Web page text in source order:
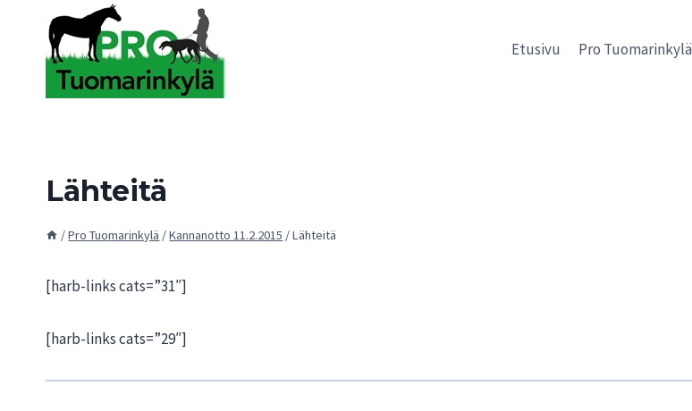
sisältöön
Etusivu Pro Tuomarinkylä
Lähteitä
/Pro Tuomarinkylä /Kannanotto 11.2.2015 /Lähteitä
[harb-links cats=”31″]
[harb-links cats=”29″]